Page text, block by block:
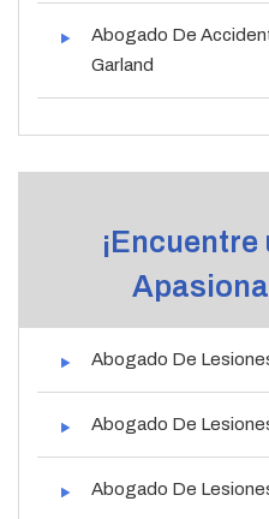
Abogado De
Garland
Abogado De
Abogado De
Abogado De